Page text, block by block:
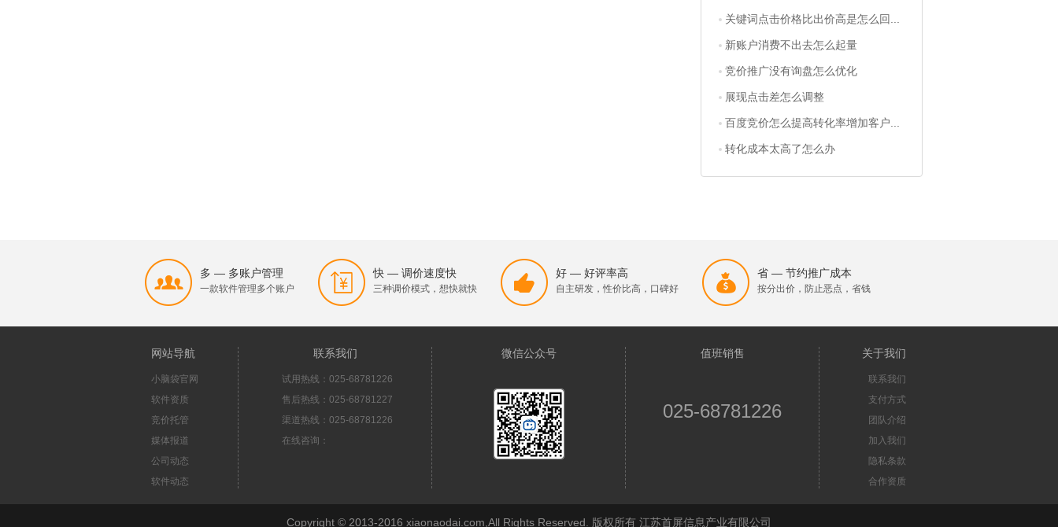
关键词点击价格比出价高是怎么回...
新账户消费不出去怎么起量
竞价推广没有询盘怎么优化
展现点击差怎么调整
百度竞价怎么提高转化率增加客户...
转化成本太高了怎么办
多 — 多账户管理
一款软件管理多个账户
快 — 调价速度快
三种调价模式，想快就快
好 — 好评率高
自主研发，性价比高，口碑好
省 — 节约推广成本
按分出价，防止恶点，省钱
网站导航
小脑袋官网
软件资质
竞价托管
媒体报道
公司动态
软件动态
联系我们
试用热线：025-68781226
售后热线：025-68781227
渠道热线：025-68781226
在线咨询：
微信公众号 值班销售
025-68781226
关于我们
联系我们
支付方式
团队介绍
加入我们
隐私条款
合作资质
Copyright © 2013-2016 xiaonaodai.com,All Rights Reserved. 版权所有 江苏首屏信息产业有限公司